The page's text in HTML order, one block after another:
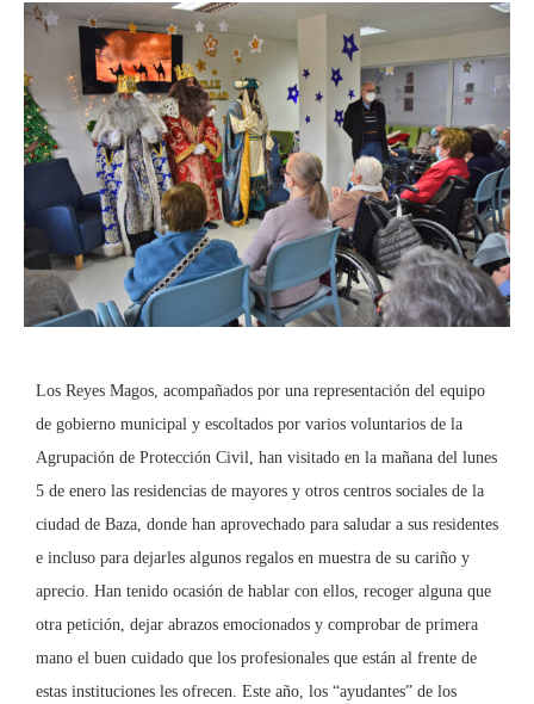
Los Reyes Magos, acompañados por una representación del equipo
de gobierno municipal y escoltados por varios voluntarios de la
Agrupación de Protección Civil, han visitado en la mañana del lunes
5 de enero las residencias de mayores y otros centros sociales de la
ciudad de Baza, donde han aprovechado para saludar a sus residentes
e incluso para dejarles algunos regalos en muestra de su cariño y
aprecio. Han tenido ocasión de hablar con ellos, recoger alguna que
otra petición, dejar abrazos emocionados y comprobar de primera
mano el buen cuidado que los profesionales que están al frente de
estas instituciones les ofrecen. Este año, los “ayudantes” de los